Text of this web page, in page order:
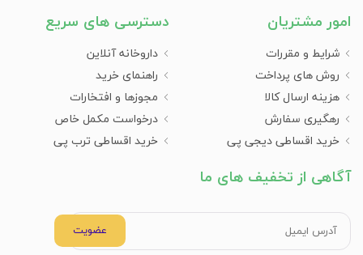
امور مشتریان
شرایط و مقررات
روش های پرداخت
هزینه ارسال کالا
رهگیری سفارش
خرید اقساطی دیجی پی
دسترسی های سریع
داروخانه آنلاین
راهنمای خرید
مجوزها و افتخارات
درخواست مکمل خاص
خرید اقساطی ترب پی
آگاهی از تخفیف های ما
عضویت